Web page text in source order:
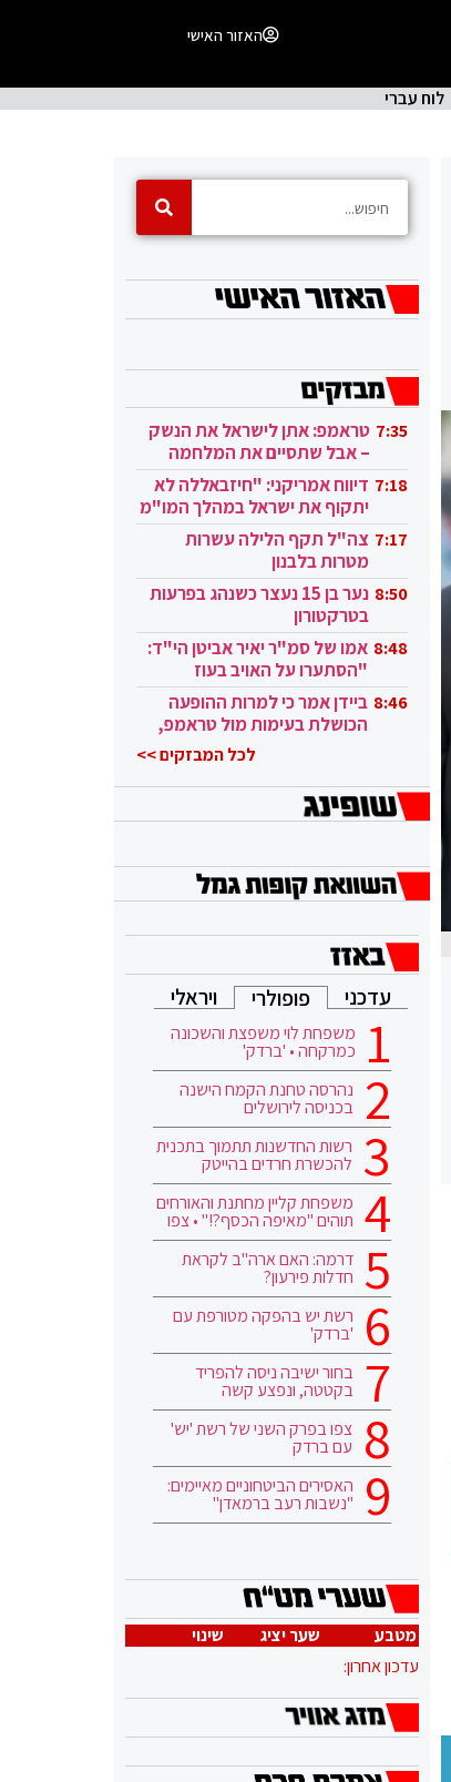
האזור האישי
לוח עברי
7:35 טראמפ: אתן לישראל את הנשק
– אבל שתסיים את המלחמה
בעזה 7:18 דיווח אמריקני: "חיזבאללה לא
יתקוף את ישראל במהלך המו"מ
בקטאר" 7:17 צה"ל תקף הלילה עשרות
מטרות בלבנון
8:50
נער בן 15 נעצר כשנהג בפרעות
בטרקטורון
8:48 אמו של סמ"ר יאיר אביטן הי"ד:
"הסתערו על האויב בעוז
ובגבורה" 8:46 ביידן אמר כי למרות ההופעה
הכושלת בעימות מול טראמפ,
לכל המבזקים >>
עדכני פופולרי ויראלי
משפחת לוי משפצת והשכונה
כמרקחה • 'ברדק'
נהרסה טחנת הקמח הישנה
בכניסה לירושלים
רשות החדשנות תתמוך בתכנית
להכשרת חרדים בהייטק
משפחת קליין מחתנת והאורחים
תוהים "מאיפה הכסף?!" • צפו
דרמה: האם ארה"ב לקראת
חדלות פירעון?
רשת יש בהפקה מטורפת עם
'ברדק'
בחור ישיבה ניסה להפריד
בקטטה, ונפצע קשה
צפו בפרק השני של רשת 'יש'
עם ברדק
האסירים הביטחוניים מאיימים:
"נשבות רעב ברמאדן"
מטבע שער יציג
שינוי
עדכון אחרון: